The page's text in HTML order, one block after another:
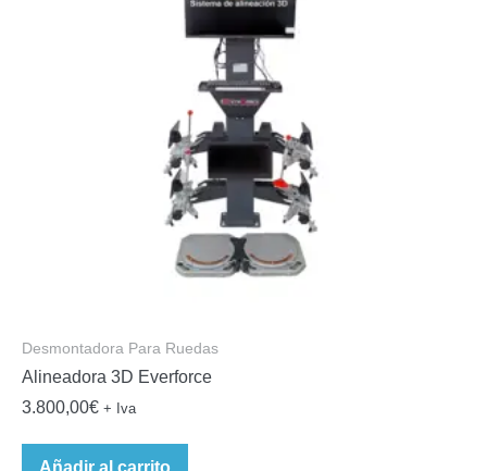
Desmontadora Para Ruedas
Alineadora 3D Everforce
3.800,00€ + Iva
Añadir al carrito